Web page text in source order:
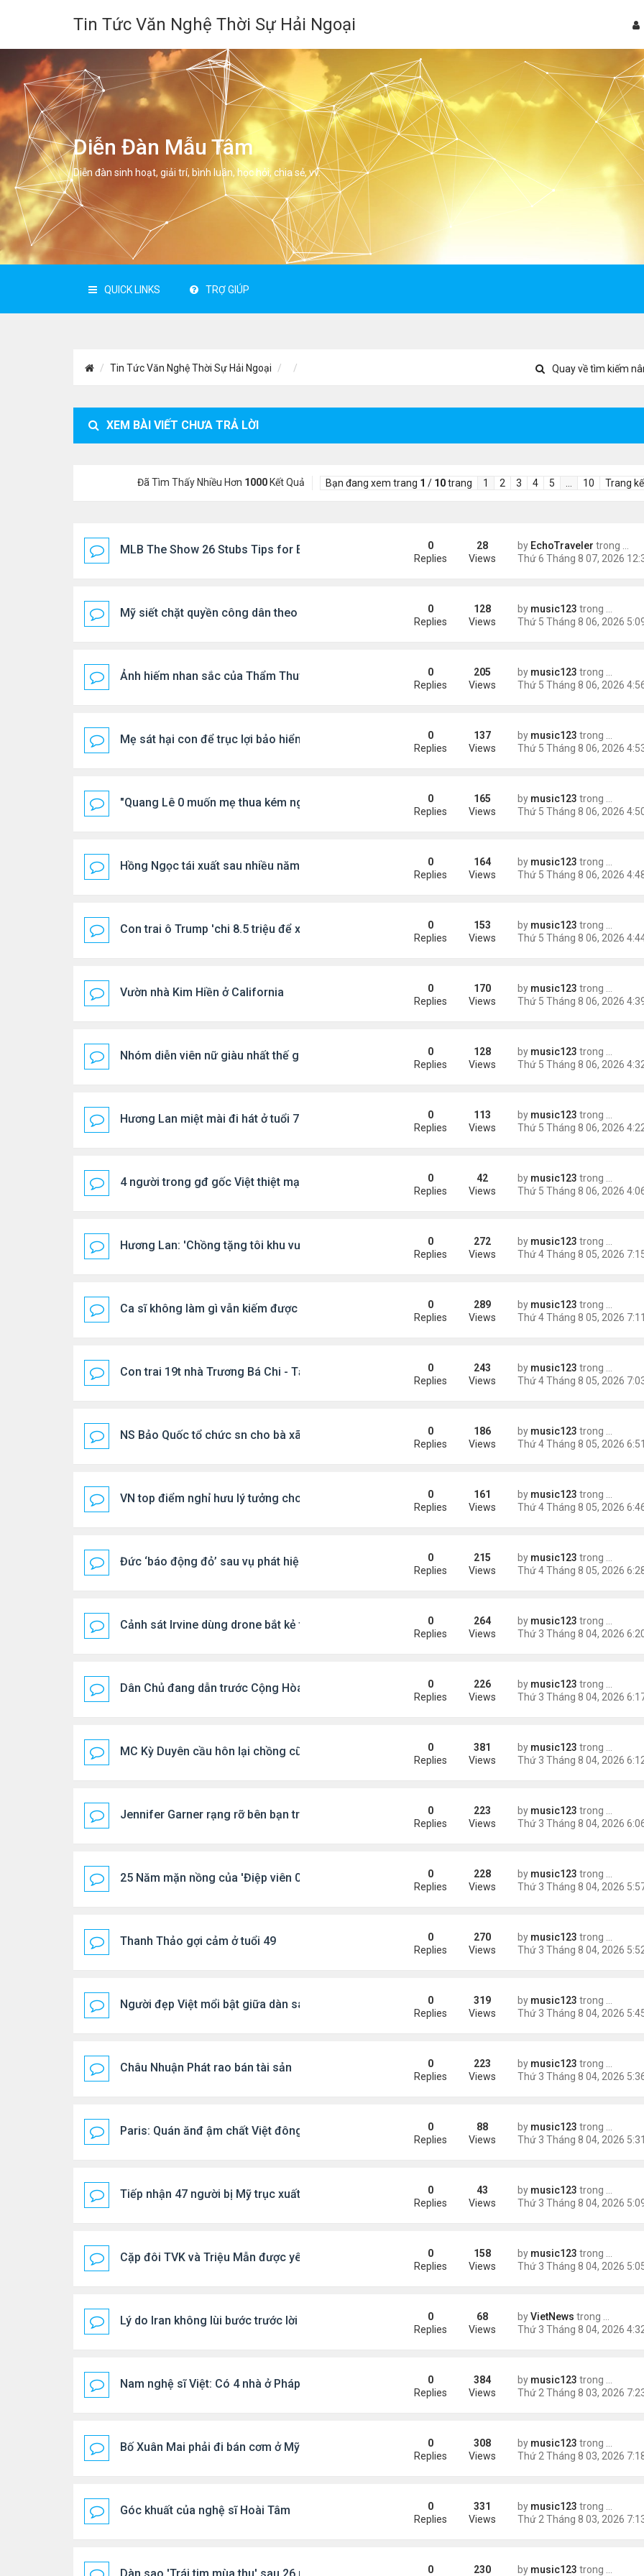
Tin Tức Văn Nghệ Thời Sự Hải Ngoại
Diễn Đàn Mẫu Tâm
Diễn đàn sinh hoạt, giải trí, bình luân, học hỏi, chia sẻ, vv.
QUICK LINKS TRỢ GIÚP
Tin Tức Văn Nghệ Thời Sự Hải Ngoại Quay về tìm kiếm
XEM BÀI VIẾT CHƯA TRẢ LỜI
Đã Tìm Thấy Nhiều Hơn 1000Kết Quả Bạn đang xem trang 1 / 10trang 1 2 3 4 5 10 Trang
MLB The Show 26 Stubs Tips for Efficient Marketplace Trading Decisions by EchoTraveler trong
Tin
0
Replies
28
Views
Mỹ siết chặt quyền công dân theo nơi sinh, mở rộng chống “du lịch sinh con”by music123 trong
Tin
0
Replies
128
Views
Ảnh hiếm nhan sắc của Thẩm Thuý Hằng by music123 trong
0
Replies
205
Views
Mẹ sát hại con để trục lợi bảo hiểm by music123 trong
0
Replies
137
Views
"Quang Lê 0 muốn mẹ thua kém người khác" by music123 trong
0
Replies
165
Views
Hồng Ngọc tái xuất sau nhiều năm ở ẩn by music123 trong
0
Replies
164
Views
Con trai ô Trump 'chi 8.5 triệu để xóa ràng buộc với vị hôn thê cũ by music123 trong
0
Replies
153
Views
Vườn nhà Kim Hiền ở California by music123 trong
0
Replies
170
Views
Nhóm diễn viên nữ giàu nhất thế giới by music123 trong
0
Replies
128
Views
Hương Lan miệt mài đi hát ở tuổi 70 by music123 trong
0
Replies
113
Views
4 người trong gđ gốc Việt thiệt mạng vì tai nạn xe hơi by music123 trong
0
Replies
42
Views
Hương Lan: 'Chồng tặng tôi khu vườn tình yêu' by music123 trong
0
Replies
272
Views
Ca sĩ không làm gì vẫn kiếm được 400 triệu đồng/tháng by music123 trong
0
Replies
289
Views
Con trai 19t nhà Trương Bá Chi - Tạ Đình Phong by music123 trong
0
Replies
243
Views
NS Bảo Quốc tổ chức sn cho bà xã by music123 trong
0
Replies
186
Views
VN top điểm nghỉ hưu lý tưởng cho người Mỹ by music123 trong
0
Replies
161
Views
Đức ‘báo động đỏ’ sau vụ phát hiện UAV mang chất nổ ở sân bay by music123 trong
0
Replies
215
Views
Cảnh sát Irvine dùng drone bắt kẻ trộm trong Walmart by music123 trong
0
Replies
264
Views
Dân Chủ đang dẫn trước Cộng Hòa trong các cuộc thăm dò dư luận by music123 trong
0
Replies
226
Views
MC Kỳ Duyên cầu hôn lại chồng cũ by music123 trong
0
Replies
381
Views
Jennifer Garner rạng rỡ bên bạn trai kém 6 tuổi by music123 trong
0
Replies
223
Views
25 Năm mặn nồng của 'Điệp viên 007' by music123 trong
0
Replies
228
Views
Thanh Thảo gợi cảm ở tuổi 49 by music123 trong
0
Replies
270
Views
Người đẹp Việt mổi bật giữa dàn sao châu Á by music123 trong
0
Replies
319
Views
Châu Nhuận Phát rao bán tài sản by music123 trong
0
Replies
223
Views
Paris: Quán ănđ ậm chất Việt đông kín khách chờ by music123 trong
0
Replies
88
Views
Tiếp nhận 47 người bị Mỹ trục xuất, Công an khuyến cáo by music123 trong
0
Replies
43
Views
Cặp đôi TVK và Triệu Mẫn được yêu thích nhất by music123 trong
0
Replies
158
Views
Lý do Iran không lùi bước trước lời đe dọa của ông Trump byVietNews trong
0
Replies
68
Views
Nam nghệ sĩ Việt: Có 4 nhà ở Pháp, sống gần tháp Eiffel... by music123 trong
0
Replies
384
Views
Bố Xuân Mai phải đi bán cơm ở Mỹ by music123 trong
0
Replies
308
Views
Góc khuất của nghệ sĩ Hoài Tâm by music123 trong
0
Replies
331
Views
by music123 trong
0 230